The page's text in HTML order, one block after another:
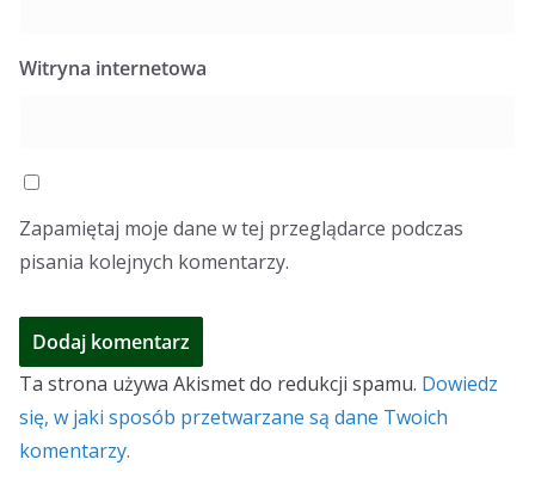
Witryna internetowa
Zapamiętaj moje dane w tej przeglądarce podczas
pisania kolejnych komentarzy.
Ta strona używa Akismet do redukcji spamu. Dowiedz
się, w jaki sposób przetwarzane są dane Twoich
komentarzy.